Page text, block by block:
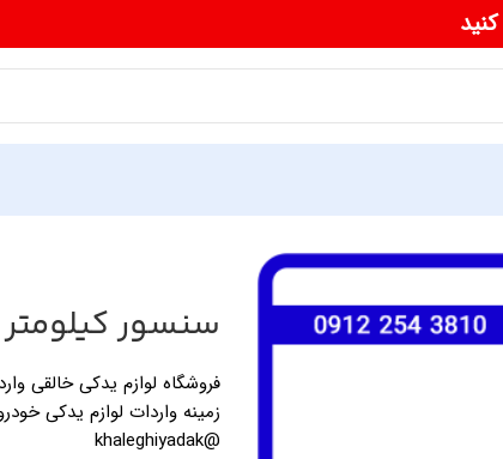
سنسور کیلومتر
زمینه واردات لوازم یدکی
@khaleghiyadak